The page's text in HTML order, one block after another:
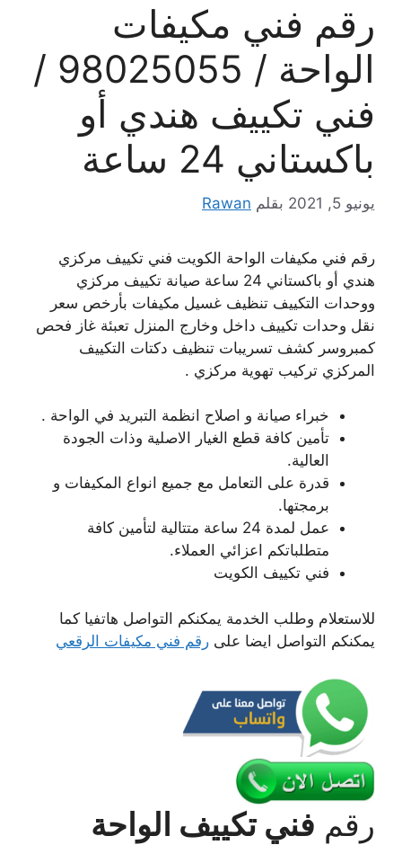
رقم فني مكيفات
الواحة / 98025055 /
فني تكييف هندي أو
باكستاني 24 ساعة
يونيو 5, 2021 بقلم Rawan
رقم فني مكيفات الواحة الكويت فني تكييف مركزي
هندي أو باكستاني 24 ساعة صيانة تكييف مركزي
ووحدات التكييف تنظيف غسيل مكيفات بأرخص سعر
نقل وحدات تكييف داخل وخارج المنزل تعبئة غاز فحص
كمبروسر كشف تسريبات تنظيف دكتات التكييف
المركزي تركيب تهوية مركزي .
خبراء صيانة و اصلاح انظمة التبريد في الواحة .
تأمين كافة قطع الغيار الاصلية وذات الجودة
العالية.
قدرة على التعامل مع جميع انواع المكيفات و
برمجتها.
عمل لمدة 24 ساعة متتالية لتأمين كافة
متطلباتكم اعزائي العملاء.
فني تكييف الكويت
للاستعلام وطلب الخدمة يمكنكم التواصل هاتفيا كما
يمكنكم التواصل ايضا على رقم فني مكيفات الرقعي
رقم فني تكييف الواحة